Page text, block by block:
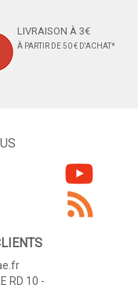
LIVRAISON À 3€
À PARTIR DE 50 € D'ACHAT*
RD 10 -